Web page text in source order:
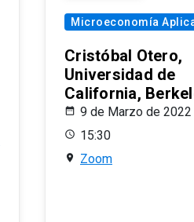
Microeconomía
Cristóbal Otero,
Universidad de
California,
9 de Marzo de 2022
15:30
Zoom